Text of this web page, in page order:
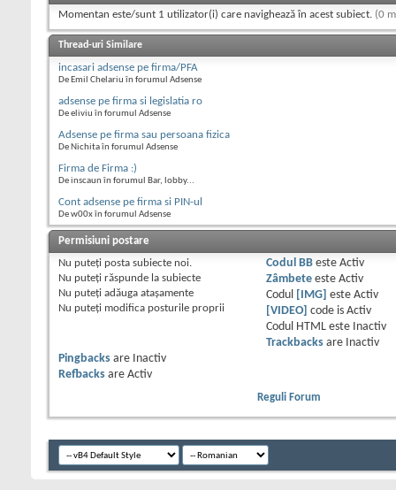
Momentan este/sunt 1 utilizator(i) care navighează în acest subiect. (0
Thread-uri Similare
incasari adsense pe firma/PFA
De Emil Chelariu în forumul Adsense
adsense pe firma si legislatia ro
De eliviu în forumul Adsense
Adsense pe firma sau persoana fizica
De Nichita în forumul Adsense
Firma de Firma :)
De inscaun în forumul Bar, lobby...
Cont adsense pe firma si PIN-ul
De w00x în forumul Adsense
Permisiuni postare
Nu puteţi posta subiecte noi.
Nu puteţi răspunde la subiecte
Nu puteţi adăuga ataşamente
Nu puteţi modifica posturile proprii
Codul BBeste Activ
Zâmbeteeste Activ
Codul
[IMG] este Activ
[VIDEO]
code is Activ
Codul HTML este
Inactiv
Trackbacksare
Inactiv
Pingbacks are
Inactiv
Refbacks are Activ
Reguli Forum